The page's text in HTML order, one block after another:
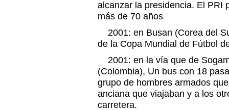
alcanzar la presidencia. El PRI
más de 70 años
2001: en Busan (Corea del
de la Copa Mundial de Fútbol
2001: en la vía que de
(Colombia), Un bus con 18
grupo de hombres armados
anciana que viajaban y a los
carretera.